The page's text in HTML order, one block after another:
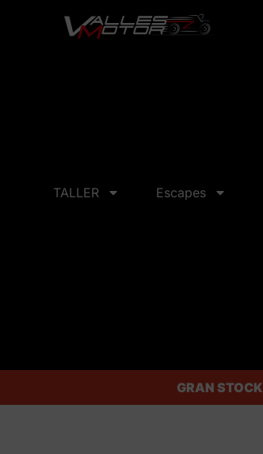
TALLER Escapes
GRAN STOCK